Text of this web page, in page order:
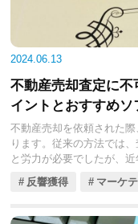
2024.06.13
不動産売却査定に
イントとおすすめソ
不動産売却を依頼された
ります。従来の方法では
と労力が必要でしたが、
劇的に効率化しています。
今回の記事では、不動産
不動産査定ソフト5選を紹
反響獲得 マーケ